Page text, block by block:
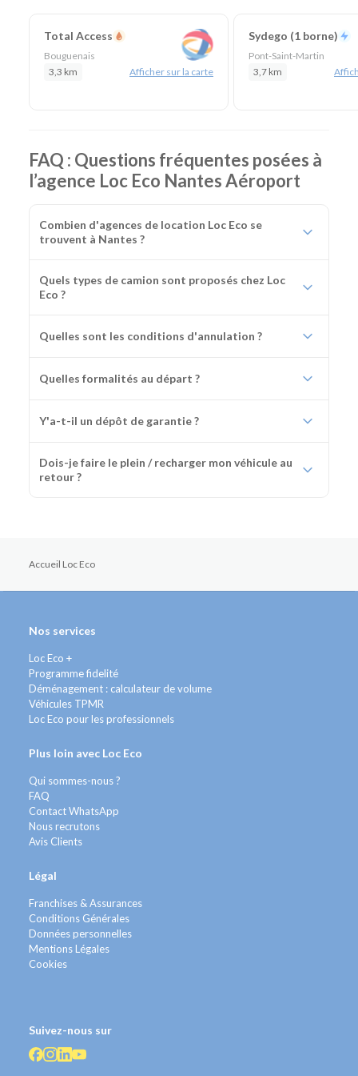
Total Access
Bouguenais
3,3 km
Afficher sur la carte
Sydego (1 borne)
Pont-Saint-Martin
3,7 km
FAQ : Questions fréquentes posées à
l’agence Loc Eco Nantes Aéroport
Combien d'agences de location Loc Eco se
trouvent à Nantes ?
Quels types de camion sont proposés chez Loc
Eco ?
Quelles sont les conditions d'annulation ?
Quelles formalités au départ ?
Y'a-t-il un dépôt de garantie ?
Dois-je faire le plein / recharger mon véhicule au
retour ?
Accueil Loc Eco
Nos services
Loc Eco +
Programme fidelité
Déménagement : calculateur de volume
Véhicules TPMR
Loc Eco pour les professionnels
Plus loin avec Loc Eco
Qui sommes-nous ?
FAQ
Contact WhatsApp
Nous recrutons
Avis Clients
Légal
Franchises & Assurances
Conditions Générales
Données personnelles
Mentions Légales
Cookies
Suivez-nous sur